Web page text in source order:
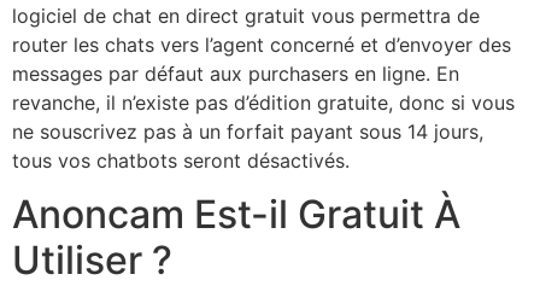
logiciel de chat en direct gratuit vous permettra de
router les chats vers l’agent concerné et d’envoyer des
messages par défaut aux purchasers en ligne. En
revanche, il n’existe pas d’édition gratuite, donc si vous
ne souscrivez pas à un forfait payant sous 14 jours,
tous vos chatbots seront désactivés.
Anoncam Est-il Gratuit À
Utiliser ?